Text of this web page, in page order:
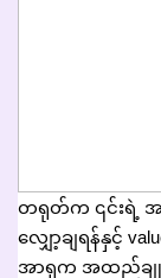
တရုတ်က ၎င်းရဲ့
လျှော့ချရန်နှင့်
အာရှက အထည်ချု